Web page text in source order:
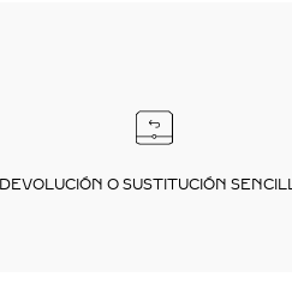
DEVOLUCIÓN O SUSTITUCIÓN